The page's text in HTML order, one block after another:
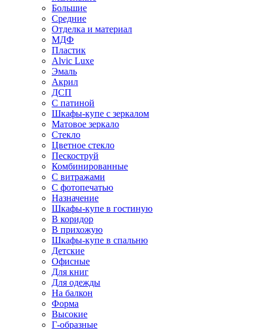
Большие
Средние
Отделка и материал
МДФ
Пластик
Alvic Luxe
Эмаль
Акрил
ДСП
С патиной
Шкафы-купе с зеркалом
Матовое зеркало
Стекло
Цветное стекло
Пескоструй
Комбинированные
С витражами
С фотопечатью
Назначение
Шкафы-купе в гостиную
В коридор
В прихожую
Шкафы-купе в спальню
Детские
Офисные
Для книг
Для одежды
На балкон
Форма
Высокие
Г-образные